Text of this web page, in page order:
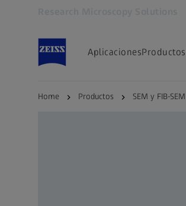
AplicacionesProductos
Home Productos SEM y FIB-SEM